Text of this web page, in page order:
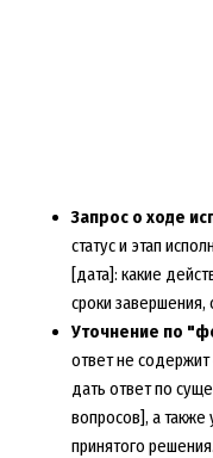
Запрос о ходе
статус и этап
[дата]: какие
сроки завершения,
Уточнение по
ответ не
дать ответ по
вопросов], а также
принятого